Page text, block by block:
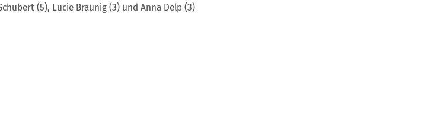
(5), Lucie Bräunig (3) und Anna Delp (3)